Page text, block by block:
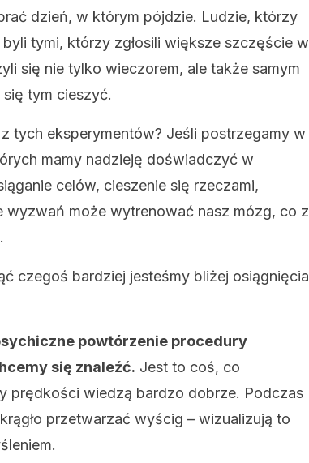
dzień, w którym pójdzie. Ludzie, którzy
tymi, którzy zgłosili większe szczęście w
się nie tylko wieczorem, ale także samym
tym cieszyć.
tych eksperymentów? Jeśli postrzegamy w
mamy nadzieję doświadczyć w
celów, cieszenie się rzeczami,
może wytrenować nasz mózg, co z
czegoś bardziej jesteśmy bliżej osiągnięcia
powtórzenie procedury
się znaleźć. Jest to coś, co
prędkości wiedzą bardzo dobrze. Podczas
przetwarzać wyścig – wizualizują to